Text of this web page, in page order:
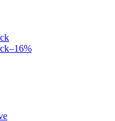
–16%